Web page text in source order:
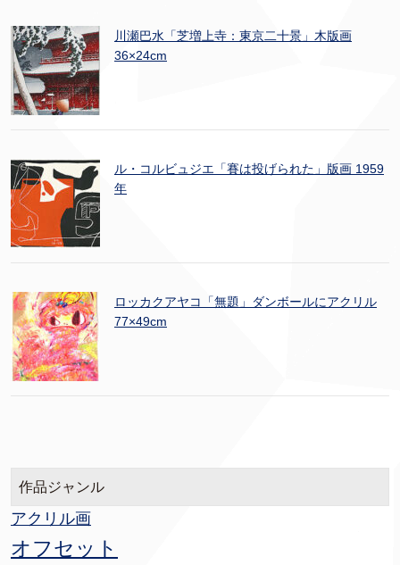
川瀬巴水「芝増上寺：東京二十景」木版画
36×24cm
ル・コルビュジエ「賽は投げられた」版画 1959
年
ロッカクアヤコ「無題」ダンボールにアクリル
77×49cm
作品ジャンル
アクリル画
オフセット